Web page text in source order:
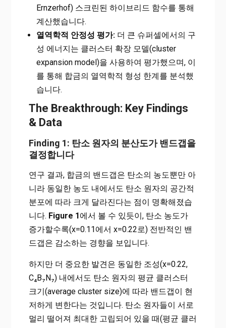
Ernzerhof) 스크린된 하이브리드 함수를 통해
계산했습니다.
열역학적 안정성 평가:더 큰 슈퍼셀에서의 구
성 에너지는 클러스터 확장 모델(cluster
expansion model)을 사용하여 평가했으며, 이
를 통해 합금의 열역학적 형성 한계를 분석했
습니다.
The Breakthrough: Key Findings
& Data
Finding 1: 탄소 원자의 분산도가 밴드갭을
결정합니다
연구 결과, 합금의 밴드갭은 탄소의 농도뿐만 아
니라 동일한 농도 내에서도 탄소 원자의 공간적
분포에 따라 크게 달라진다는 점이 명확해졌습
니다. Figure 1에서 볼 수 있듯이, 탄소 농도가
증가할수록(x=0.11에서 x=0.22로) 전반적인 밴
드갭은 감소하는 경향을 보입니다.
하지만 더 중요한 발견은 동일한 조성(x=0.22,
C₄B₇N₇) 내에서도 탄소 원자의 평균 클러스터
크기(average cluster size)에 따라 밴드갭이 현
저하게 변한다는 것입니다. 탄소 원자들이 서로
멀리 떨어져 최대한 고립되어 있을 때(평균 클러